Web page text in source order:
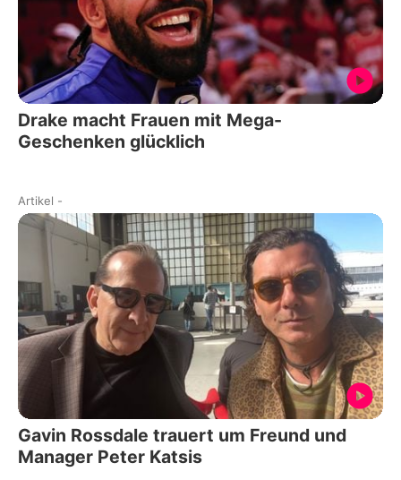
Drake macht Frauen mit Mega-
Geschenken glücklich
Artikel -
Gavin Rossdale trauert um Freund und
Manager Peter Katsis